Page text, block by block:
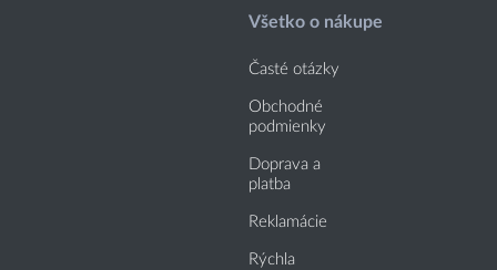
Všetko o nákupe
Časté otázky
Obchodné
podmienky
Doprava a
platba
Reklamácie
Rýchla